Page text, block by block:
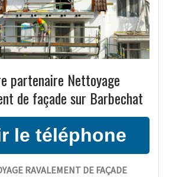
partenaire Nettoyage
de façade sur Barbechat
RAVALEMENT DE FAÇADE